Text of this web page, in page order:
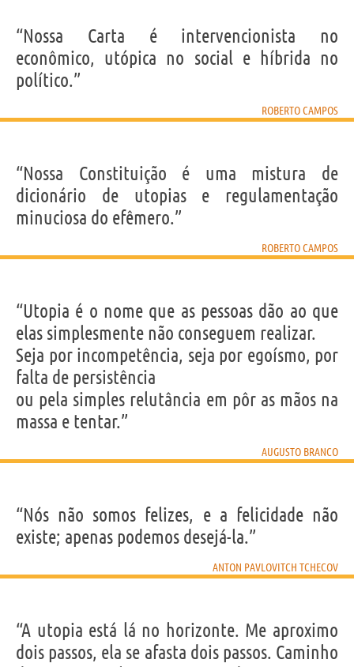
“Nossa Carta é intervencionista no
econômico, utópica no social e híbrida no
político.”
ROBERTO CAMPOS
“Nossa Constituição é uma mistura de
dicionário de utopias e regulamentação
minuciosa do efêmero.”
ROBERTO CAMPOS
“Utopia é o nome que as pessoas dão ao que
elas simplesmente não conseguem realizar.
Seja por incompetência, seja por egoísmo, por
falta de persistência
ou pela simples relutância em pôr as mãos na
massa e tentar.”
AUGUSTO BRANCO
“Nós não somos felizes, e a felicidade não
existe; apenas podemos desejá-la.”
ANTON PAVLOVITCH TCHECOV
“A utopia está lá no horizonte. Me aproximo
dois passos, ela se afasta dois passos. Caminho